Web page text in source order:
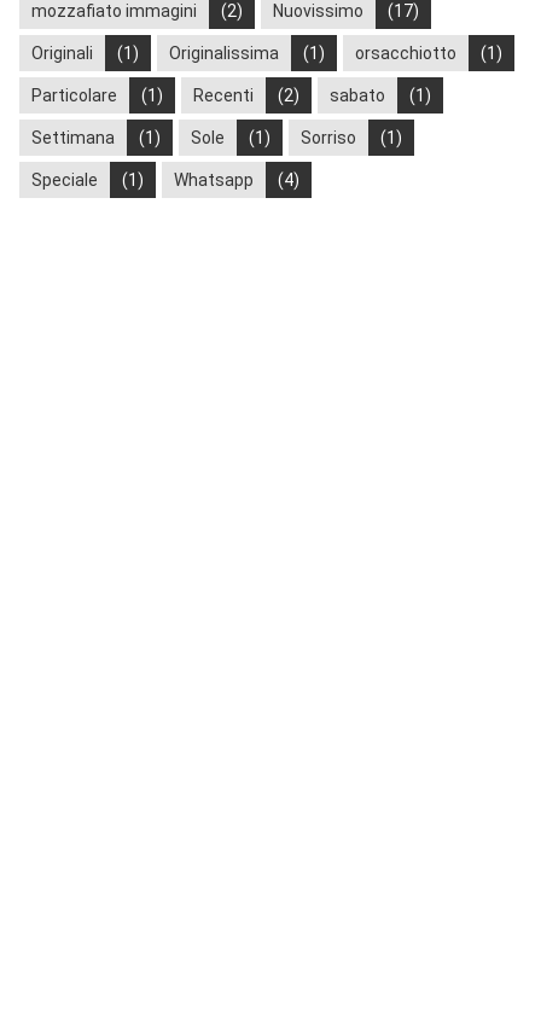
mozzafiato immagini (2) Nuovissimo (17)
Originali (1) Originalissima (1) orsacchiotto (1)
Particolare (1) Recenti (2) sabato (1)
Settimana (1) Sole (1) Sorriso (1)
Speciale (1) Whatsapp (4)